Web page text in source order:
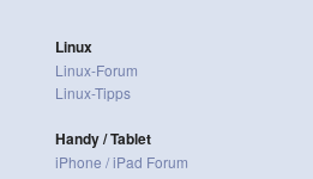
Linux
Linux-Forum
Linux-Tipps
Handy / Tablet
iPhone / iPad Forum